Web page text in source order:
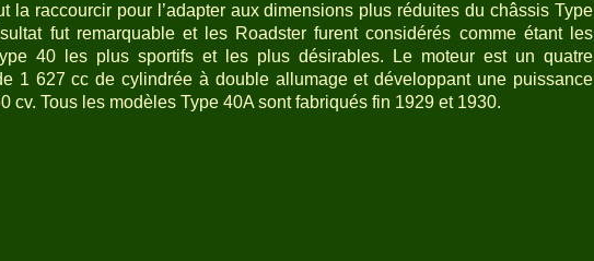
la raccourcir pour l’adapter aux dimensions plus réduites du châssis Type
fut remarquable et les Roadster furent considérés comme étant les
40 les plus sportifs et les plus désirables. Le moteur est un quatre
1 627 cc de cylindrée à double allumage et développant une puissance
cv. Tous les modèles Type 40A sont fabriqués fin 1929 et 1930.